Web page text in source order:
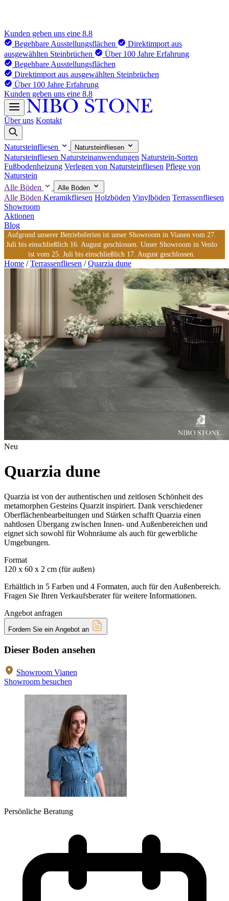
Kunden geben uns eine 8.8
Begehbare Ausstellungsflächen
Direktimport aus
ausgewählten Steinbrüchen
Über 100 Jahre Erfahrung
Begehbare Ausstellungsflächen
Direktimport aus ausgewählten Steinbrüchen
Über 100 Jahre Erfahrung
Kunden geben uns eine 8.8
Über uns Kontakt
Natursteinfliesen Natursteinfliesen
Natursteinfliesen Natursteinanwendungen Naturstein-Sorten
Fußbodenheizung Verlegen von Natursteinfliesen Pflege von
Naturstein
Alle Böden
Alle Böden
Alle Böden Keramikfliesen Holzböden Vinylböden Terrassenfliesen
Showroom
Aktionen
Blog
Aufgrund unserer Betriebsferien ist unser Showroom in Vianen vom 27.
Juli bis einschließlich 16. August geschlossen. Unser Showroom in Venlo
ist vom 25. Juli bis einschließlich 17. August geschlossen.
Home /Terrassenfliesen /Quarzia dune
Neu
Quarzia dune
Quarzia ist von der authentischen und zeitlosen Schönheit des
metamorphen Gesteins Quarzit inspiriert. Dank verschiedener
Oberflächenbearbeitungen und Stärken schafft Quarzia einen
nahtlosen Übergang zwischen Innen- und Außenbereichen und
eignet sich sowohl für Wohnräume als auch für gewerbliche
Umgebungen.
Format
120 x 60 x 2 cm (für außen)
Erhältlich in 5 Farben und 4 Formaten, auch für den Außenbereich.
Fragen Sie Ihren Verkaufsberater für weitere Informationen.
Angebot anfragen
Fordern Sie ein Angebot an
Dieser Boden ansehen
Showroom Vianen
Showroom besuchen
Persönliche Beratung